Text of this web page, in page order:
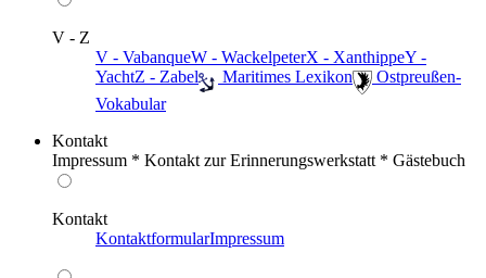
V - Z
V - VabanqueW - WackelpeterX - XanthippeY -
YachtZ - Zabel ️ Maritimes Lexikon
️ Ostpreußen-
Vokabular
Kontakt
Impressum * Kontakt zur Erinnerungswerkstatt * Gästebuch
Kontakt
KontaktformularImpressum